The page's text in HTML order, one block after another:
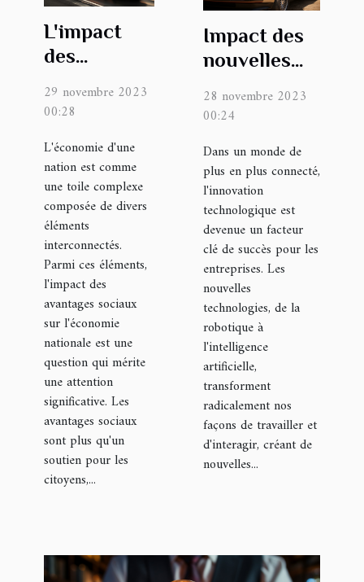
L'impact
des
sociaux sur
nationale
29 novembre 2023
00:28
L'économie d'une
nation est comme
une toile complexe
composée de divers
éléments
interconnectés.
Parmi ces éléments,
l'impact des
avantages sociaux
sur l'économie
nationale est une
question qui mérite
une attention
significative. Les
avantages sociaux
sont plus qu'un
soutien pour les
citoyens,...
Impact des
nouvelles
sur les
innovantes
28 novembre 2023
00:24
Dans un monde de
plus en plus connecté,
l'innovation
technologique est
devenue un facteur
clé de succès pour les
entreprises. Les
nouvelles
technologies, de la
robotique à
l'intelligence
artificielle,
transforment
radicalement nos
façons de travailler et
d'interagir, créant de
nouvelles...